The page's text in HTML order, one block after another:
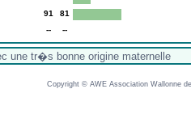
91
81
-- --
une tr�s bonne origine maternelle
Copyright © AWE Association Wallonne